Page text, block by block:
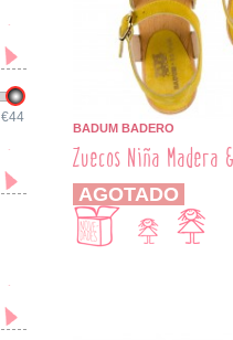
€44
BADUM BADERO
Zuecos Niña
AGOTADO